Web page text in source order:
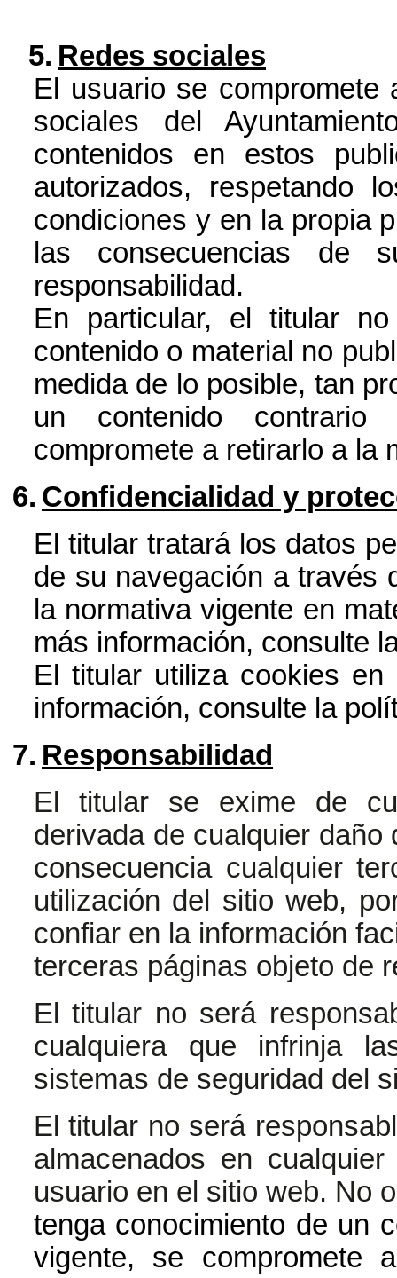
5. Redes sociales
El usuario se
sociales del
contenidos en estos
autorizados, respetando
condiciones y en la propia
las consecuencias de
responsabilidad.
En particular, el titular
contenido o material no
medida de lo posible, tan
un contenido
compromete a retirarlo a la
6. Confidencialidad y
El titular tratará los datos
de su navegación a través
la normativa vigente en
más información, consulte
El titular utiliza cookies
información, consulte la
7. Responsabilidad
El titular se exime de
derivada de cualquier
consecuencia cualquier
utilización del sitio web,
confiar en la información
terceras páginas objeto de
El titular no será
cualquiera que infrinja
sistemas de seguridad del
El titular no será
almacenados en
usuario en el sitio web. No
tenga conocimiento de un
vigente, se compromete